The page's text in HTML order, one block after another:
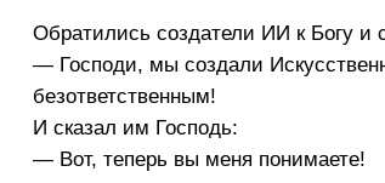
Обратились создатели ИИ к Богу и
— Господи, мы создали
безответственным!
И сказал им Господь:
— Вот, теперь вы меня понимаете!